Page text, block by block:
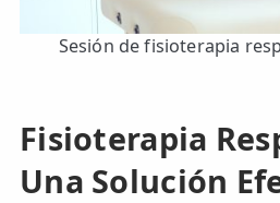
Sesión de fisioterapia
Fisioterapia
Una Solución